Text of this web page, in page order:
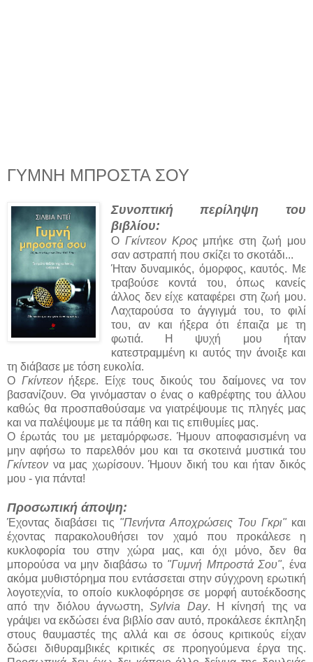
ΓΥΜΝΗ ΜΠΡΟΣΤΑ ΣΟΥ
Συνοπτική περίληψη του
βιβλίου:
Ο Γκίντεον Κροςμπήκε στη ζωή μου
σαν αστραπή που σκίζει το σκοτάδι...
Ήταν δυναμικός, όμορφος, καυτός. Με
τραβούσε κοντά του, όπως κανείς
άλλος δεν είχε καταφέρει στη ζωή μου.
Λαχταρούσα το άγγιγμά του, το φιλί
του, αν και ήξερα ότι έπαιζα με τη
φωτιά. Η ψυχή μου ήταν
κατεστραμμένη κι αυτός την άνοιξε και
τη διάβασε με τόση ευκολία.
Ο Γκίντεονήξερε. Είχε τους δικούς του δαίμονες να τον
βασανίζουν. Θα γινόμασταν ο ένας ο καθρέφτης του άλλου
καθώς θα προσπαθούσαμε να γιατρέψουμε τις πληγές μας
και να παλέψουμε με τα πάθη και τις επιθυμίες μας.
Ο έρωτάς του με μεταμόρφωσε. Ήμουν αποφασισμένη να
μην αφήσω το παρελθόν μου και τα σκοτεινά μυστικά του
Γκίντεον να μας χωρίσουν. Ήμουν δική του και ήταν δικός
μου - για πάντα!
Προσωπική άποψη:
Έχοντας διαβάσει τις "Πενήντα Αποχρώσεις Του Γκρι"και
έχοντας παρακολουθήσει τον χαμό που προκάλεσε η
κυκλοφορία του στην χώρα μας, και όχι μόνο, δεν θα
μπορούσα να μην διαβάσω το "Γυμνή Μπροστά Σου", ένα
ακόμα μυθιστόρημα που εντάσσεται στην σύγχρονη ερωτική
λογοτεχνία, το οποίο κυκλοφόρησε σε μορφή αυτοέκδοσης
από την διόλου άγνωστη,Sylvia Day. Η κίνησή της να
γράψει να εκδώσει ένα βιβλίο σαν αυτό, προκάλεσε έκπληξη
στους θαυμαστές της αλλά και σε όσους κριτικούς είχαν
δώσει διθυραμβικές κριτικές σε προηγούμενα έργα της.